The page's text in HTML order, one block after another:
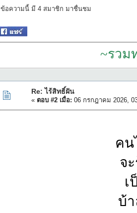
ข้อความนี้ มี 4 สมาชิก มาชื่นชม
~รวม
Re: ไร้สิทธิ์ฝัน
« ตอบ #2 เมื่อ: 06 กรกฎาคม 2026,
คน
จ
เ
บ้